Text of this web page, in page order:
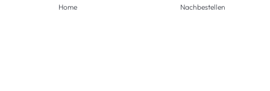
Home Nachbestellen
ZAHLUNGSMETHODEN